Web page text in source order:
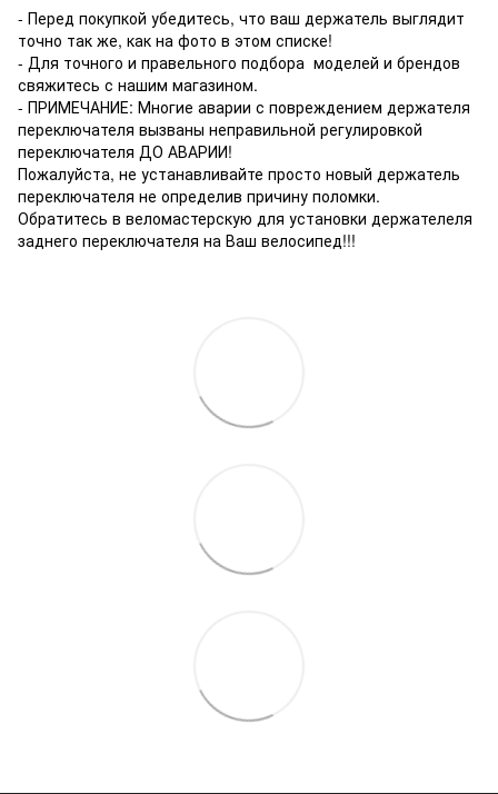
- Перед покупкой убедитесь, что ваш держатель выглядит
точно так же, как на фото в этом списке!
- Для точного и правельного подбора моделей и брендов
свяжитесь с нашим магазином.
- ПРИМЕЧАНИЕ: Многие аварии с повреждением держателя
переключателя вызваны неправильной регулировкой
переключателя ДО АВАРИИ!
Пожалуйста, не устанавливайте просто новый держатель
переключателя не определив причину поломки.
Обратитесь в веломастерскую для установки держателеля
заднего переключателя на Ваш велосипед!!!